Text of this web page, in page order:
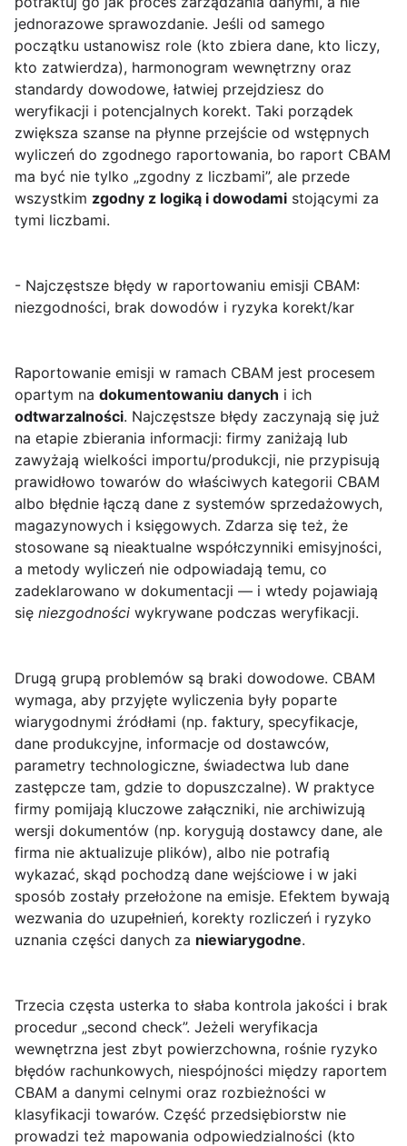
jednorazowe sprawozdanie. Jeśli od samego
początku ustanowisz role (kto zbiera dane, kto liczy,
kto zatwierdza), harmonogram wewnętrzny oraz
standardy dowodowe, łatwiej przejdziesz do
weryfikacji i potencjalnych korekt. Taki porządek
zwiększa szanse na płynne przejście od wstępnych
wyliczeń do zgodnego raportowania, bo raport CBAM
ma być nie tylko „zgodny z liczbami”, ale przede
wszystkim zgodny z logiką i dowodami stojącymi za
tymi liczbami.
- Najczęstsze błędy w raportowaniu emisji CBAM:
niezgodności, brak dowodów i ryzyka korekt/kar
Raportowanie emisji w ramach CBAM jest procesem
opartym na dokumentowaniu danych i ich
odtwarzalności. Najczęstsze błędy zaczynają się już
na etapie zbierania informacji: firmy zaniżają lub
zawyżają wielkości importu/produkcji, nie przypisują
prawidłowo towarów do właściwych kategorii CBAM
albo błędnie łączą dane z systemów sprzedażowych,
magazynowych i księgowych. Zdarza się też, że
stosowane są nieaktualne współczynniki emisyjności,
a metody wyliczeń nie odpowiadają temu, co
zadeklarowano w dokumentacji — i wtedy pojawiają
się niezgodności wykrywane podczas weryfikacji.
Drugą grupą problemów są braki dowodowe. CBAM
wymaga, aby przyjęte wyliczenia były poparte
wiarygodnymi źródłami (np. faktury, specyfikacje,
dane produkcyjne, informacje od dostawców,
parametry technologiczne, świadectwa lub dane
zastępcze tam, gdzie to dopuszczalne). W praktyce
firmy pomijają kluczowe załączniki, nie archiwizują
wersji dokumentów (np. korygują dostawcy dane, ale
firma nie aktualizuje plików), albo nie potrafią
wykazać, skąd pochodzą dane wejściowe i w jaki
sposób zostały przełożone na emisje. Efektem bywają
wezwania do uzupełnień, korekty rozliczeń i ryzyko
uznania części danych za niewiarygodne.
Trzecia częsta usterka to słaba kontrola jakości i brak
procedur „second check”. Jeżeli weryfikacja
wewnętrzna jest zbyt powierzchowna, rośnie ryzyko
błędów rachunkowych, niespójności między raportem
CBAM a danymi celnymi oraz rozbieżności w
klasyfikacji towarów. Część przedsiębiorstw nie
prowadzi też mapowania odpowiedzialności (kto